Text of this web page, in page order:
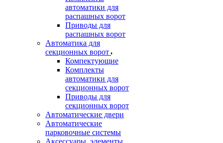
автоматики для
распашных ворот
Приводы для
распашных ворот
Автоматика для
секционных ворот
Компектующие
Комплекты
автоматики для
секционных ворот
Приводы для
секционных ворот
Автоматические двери
Автоматические
парковочные системы
Аксессуары, элементы